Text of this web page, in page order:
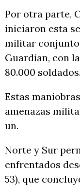
Por otra parte,
iniciaron esta
militar conjunto
Guardian, con
80.000 soldados.
Estas
amenazas
un.
Norte y Sur
enfrentados
53), que